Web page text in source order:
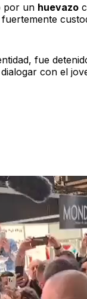
por un huevazo
fue
con el